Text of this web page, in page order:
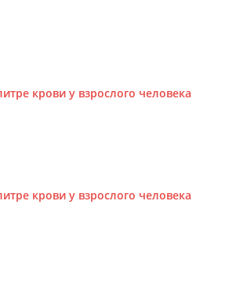
крови у взрослого человека
крови у взрослого человека